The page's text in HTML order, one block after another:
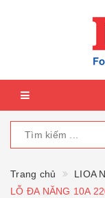
Trang chủ LIOA
LỖ ĐA NĂNG 10A